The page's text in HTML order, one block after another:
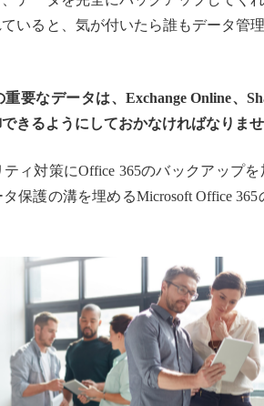
いると、気が付いたら誰もデータ管
重要なデータは、 Exchange Online、
きるようにしておかなければなりま
ィ対策にOffice 365のバックアップ
保護の溝を埋めるMicrosoft Office